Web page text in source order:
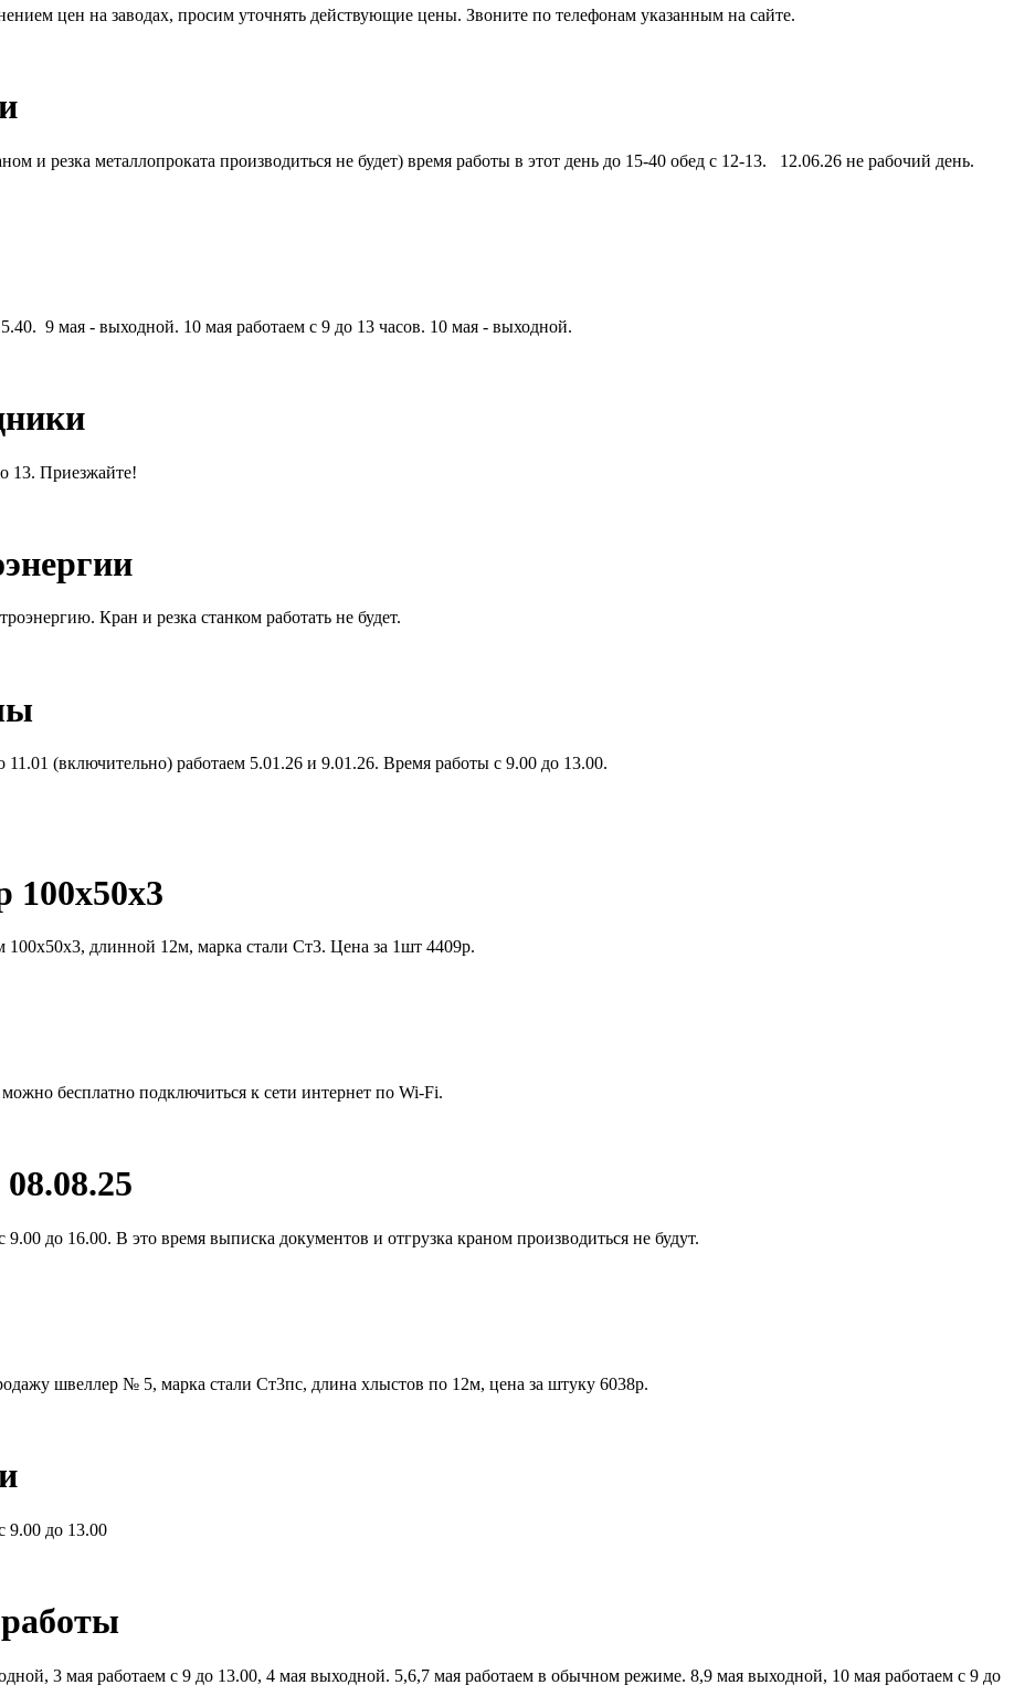
цен на заводах, просим уточнять действующие цены. Звоните по телефонам указанным на сайте.
и резка металлопроката производиться не будет) время работы в этот день до 15-40 обед с 12-13. 12.06.26 не рабочий день.
9 мая - выходной. 10 мая работаем с 9 до 13 часов. 10 мая - выходной.
13. Приезжайте!
Кран и резка станком работать не будет.
(включительно) работаем 5.01.26 и 9.01.26. Время работы с 9.00 до 13.00.
100х50х3
длинной 12м, марка стали Ст3. Цена за 1шт 4409р.
бесплатно подключиться к сети интернет по Wi-Fi.
до 16.00. В это время выписка документов и отгрузка краном производиться не будут.
швеллер № 5, марка стали Ст3пс, длина хлыстов по 12м, цена за штуку 6038р.
9.00 до 13.00
3 мая работаем с 9 до 13.00, 4 мая выходной. 5,6,7 мая работаем в обычном режиме. 8,9 мая выходной, 10 мая работаем с 9 до